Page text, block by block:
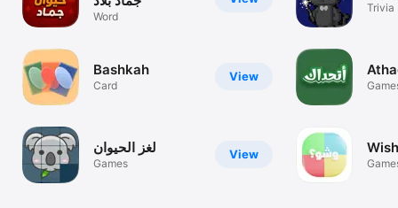
Word
View
Bashkah
Card
View لغز الحيوان
Games
Trivia